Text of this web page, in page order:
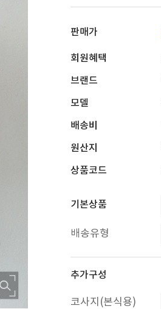
판매가
회원혜택
브랜드
모델
배송비
원산지
상품코드
기본상품
배송유형
추가구성
코사지(본식용)